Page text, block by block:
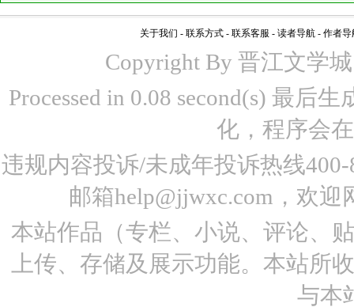
关于我们 - 联系方式 - 联系客服 - 读者导航 - 作者导
Copyright By 晋江文学
Processed in 0.08 second(s) 最后
化，程序会
违规内容投诉/未成年投诉热线
邮箱help@jjwxc.com，欢
本站作品（专栏、小说、评论、
上传、存储及展示功能。本站所
与本